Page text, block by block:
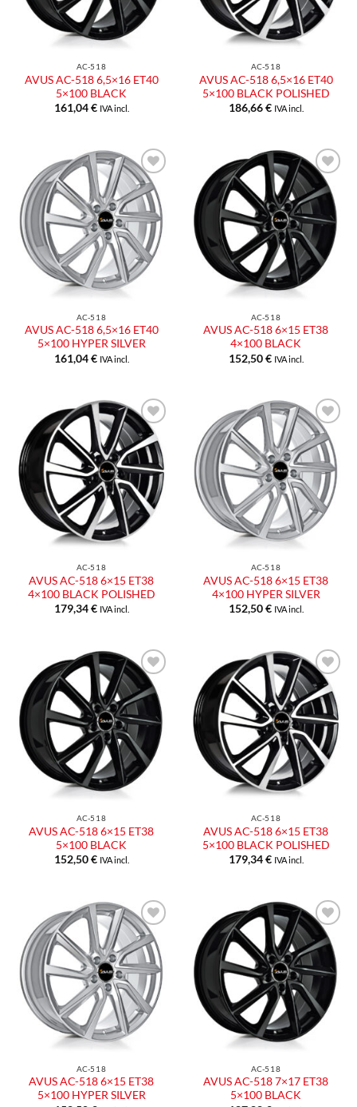
AC-518
AVUS AC-518 6,5×16 ET40
5×100 BLACK
161,04€ IVA incl.
AC-518
AVUS AC-518 6,5×16 ET40
5×100 BLACK POLISHED
186,66€ IVA incl.
Aggiungi
alla lista
dei
desideri
AC-518
AVUS AC-518 6,5×16 ET40
5×100 HYPER SILVER
161,04€ IVA incl.
Aggiungi
alla lista
dei
desideri
AC-518
AVUS AC-518 6×15 ET38
4×100 BLACK
152,50€ IVA incl.
Aggiungi
alla lista
dei
desideri
AC-518
AVUS AC-518 6×15 ET38
4×100 BLACK POLISHED
179,34€ IVA incl.
Aggiungi
alla lista
dei
desideri
AC-518
AVUS AC-518 6×15 ET38
4×100 HYPER SILVER
152,50€ IVA incl.
Aggiungi
alla lista
dei
desideri
AC-518
AVUS AC-518 6×15 ET38
5×100 BLACK
152,50€ IVA incl.
Aggiungi
alla lista
dei
desideri
AC-518
AVUS AC-518 6×15 ET38
5×100 BLACK POLISHED
179,34€ IVA incl.
Aggiungi
alla lista
dei
desideri
AC-518
AVUS AC-518 6×15 ET38
5×100 HYPER SILVER
Aggiungi
alla lista
dei
desideri
AC-518
AVUS AC-518 7×17 ET38
5×100 BLACK